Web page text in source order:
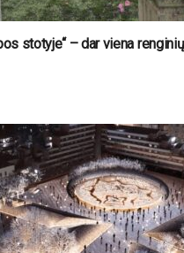
stotyje“ – dar viena